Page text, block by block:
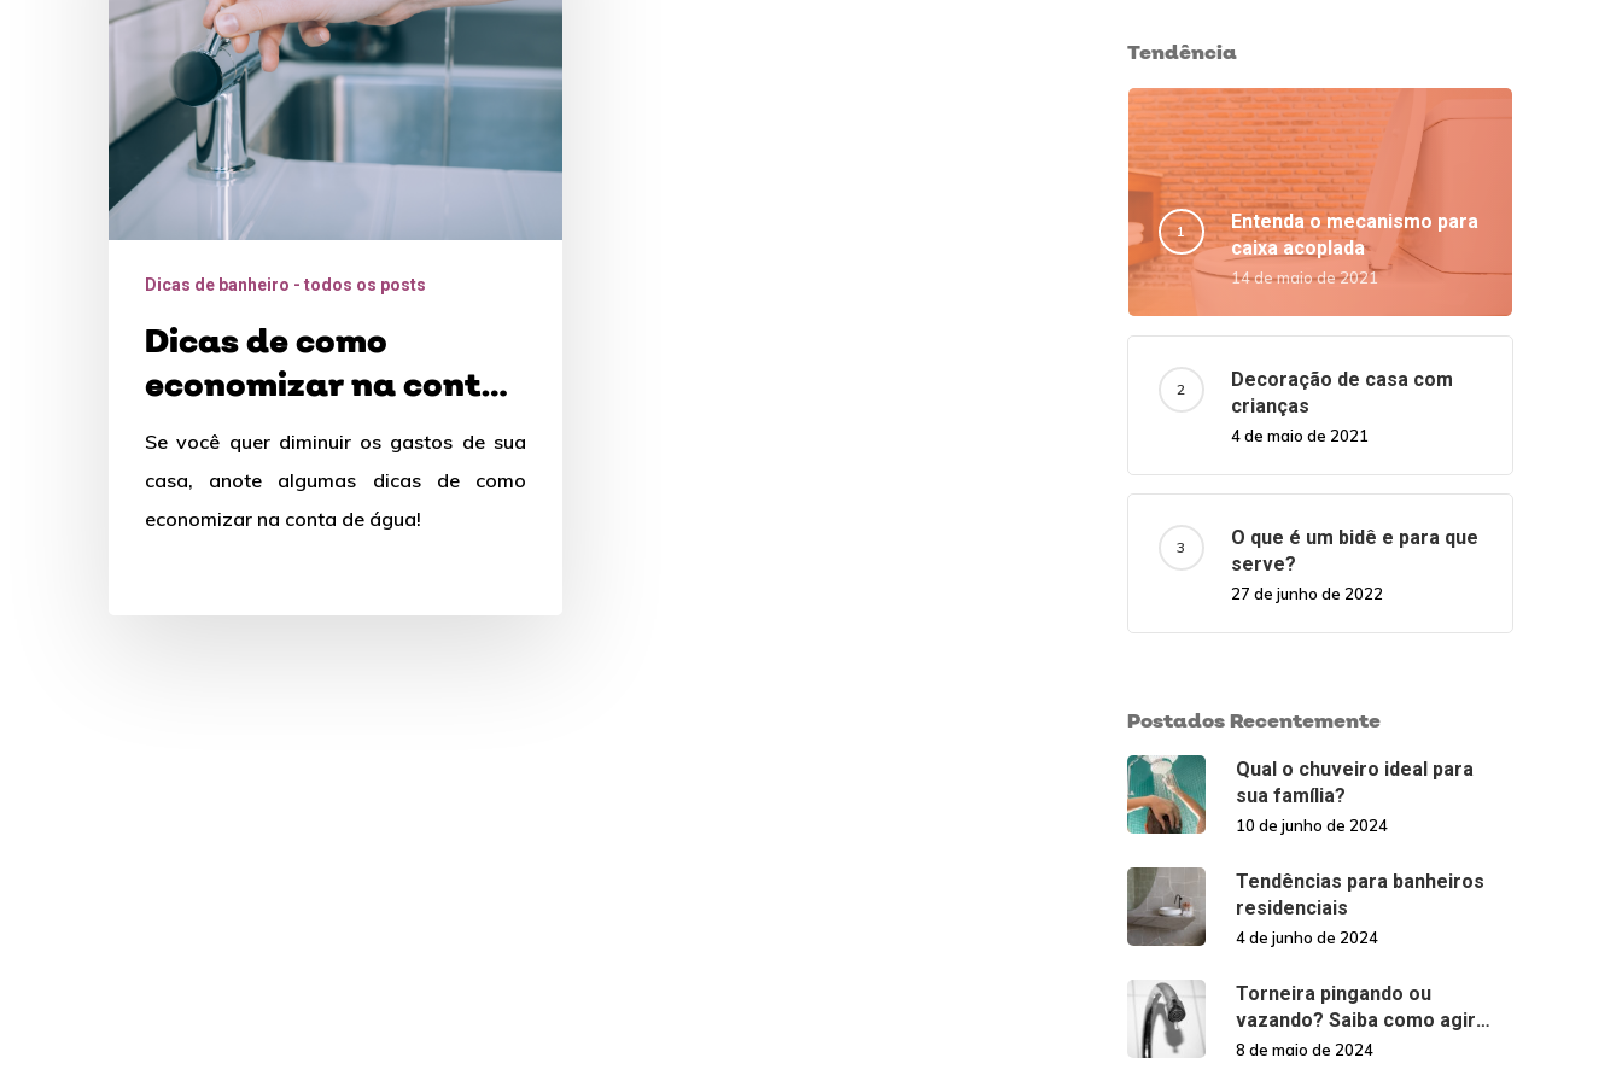
na
água
Dicas de banheiro - todos os posts
Dicas de como
economizar na conta
de água
Se você quer diminuir os gastos de sua
casa, anote algumas dicas de como
economizar na conta de água!
Tendência
Entenda o mecanismo para
caixa acoplada
14 de maio de 2021
Decoração de casa com
crianças
4 de maio de 2021
O que é um bidê e para que
serve?
27 de junho de 2022
Postados Recentemente
Qual o chuveiro ideal para
sua família?
10 de junho de 2024
Tendências para banheiros
residenciais
4 de junho de 2024
Torneira pingando ou
vazando? Saiba como agir
nessas situações!
8 de maio de 2024